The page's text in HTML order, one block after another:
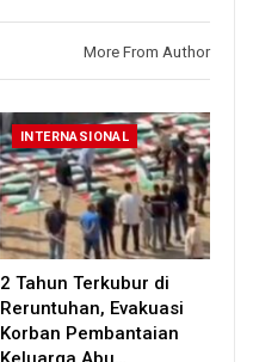
More From Author
INTERNASIONAL
2 Tahun Terkubur di
Reruntuhan, Evakuasi
Korban Pembantaian